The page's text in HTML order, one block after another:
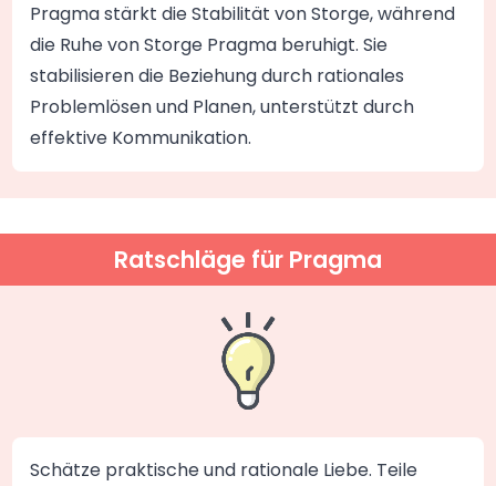
Pragma stärkt die Stabilität von Storge, während
die Ruhe von Storge Pragma beruhigt. Sie
stabilisieren die Beziehung durch rationales
Problemlösen und Planen, unterstützt durch
effektive Kommunikation.
Ratschläge für Pragma
Schätze praktische und rationale Liebe. Teile